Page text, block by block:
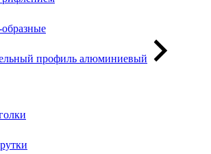
профиль алюминиевый